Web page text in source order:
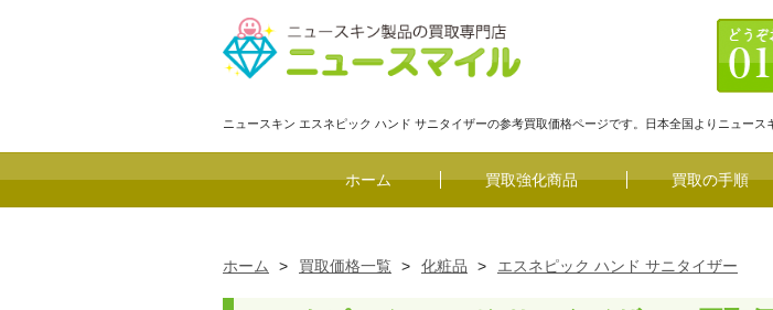
ニュースキン エスネピック ハンド サニタイザーの参考買取価格ページです。日本全国よりニュース
ホーム 買取強化商品 買取の手順
ホーム > 買取価格一覧 > 化粧品 > エスネピック ハンド サニタイザー